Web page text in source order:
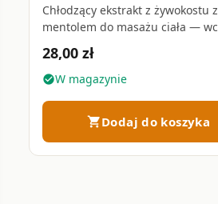
Chłodzący ekstrakt z żywokostu z
mentolem do masażu ciała —
się natychmiast, orzeźwia
mięśnie i poprawia komfort
100 ml
28,00 zł
check_circleW magazynie
shopping_cartDodaj do koszyka